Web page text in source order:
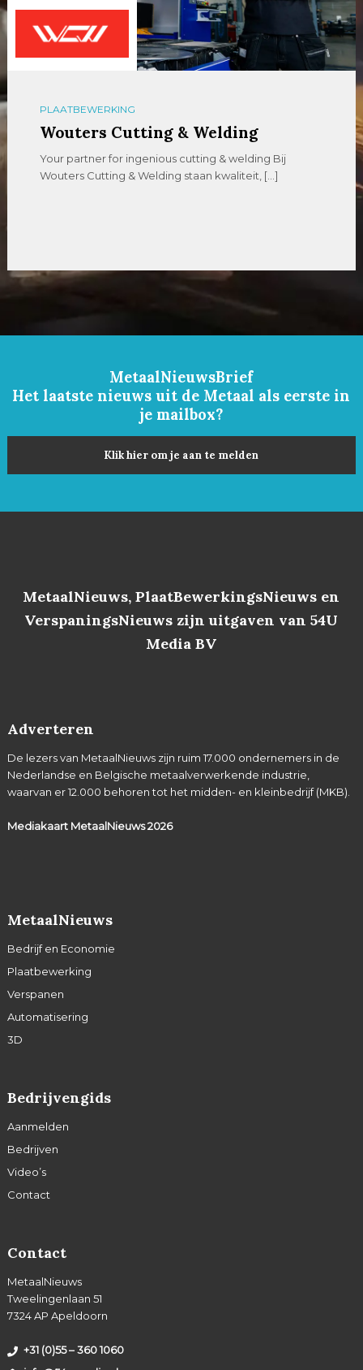
PLAATBEWERKING
Wouters Cutting & Welding
Your partner for ingenious cutting & welding Bij
Wouters Cutting & Welding staan kwaliteit, […]
MetaalNieuwsBrief
Het laatste nieuws uit de Metaal als eerste in
je mailbox?
Klik hier om je aan te melden
MetaalNieuws, PlaatBewerkingsNieuws en
VerspaningsNieuws zijn uitgaven van 54U
Media BV
Adverteren
De lezers van MetaalNieuws zijn ruim 17.000 ondernemers in de
Nederlandse en Belgische metaalverwerkende industrie,
waarvan er 12.000 behoren tot het midden- en kleinbedrijf (MKB).
Mediakaart MetaalNieuws2026
MetaalNieuws
Bedrijf en Economie
Plaatbewerking
Verspanen
Automatisering
3D
Bedrijvengids
Aanmelden
Bedrijven
Video’s
Contact
Contact
MetaalNieuws
Tweelingenlaan 51
7324 AP Apeldoorn
+31 (0)55 – 360 1060